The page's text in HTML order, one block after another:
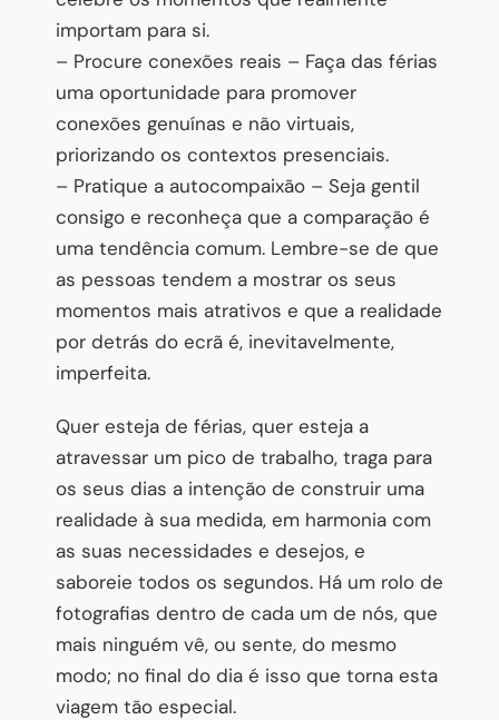
importam para si.
– Procure conexões reais – Faça das férias
uma oportunidade para promover
conexões genuínas e não virtuais,
priorizando os contextos presenciais.
– Pratique a autocompaixão – Seja gentil
consigo e reconheça que a comparação é
uma tendência comum. Lembre-se de que
as pessoas tendem a mostrar os seus
momentos mais atrativos e que a realidade
por detrás do ecrã é, inevitavelmente,
imperfeita.
Quer esteja de férias, quer esteja a
atravessar um pico de trabalho, traga para
os seus dias a intenção de construir uma
realidade à sua medida, em harmonia com
as suas necessidades e desejos, e
saboreie todos os segundos. Há um rolo de
fotografias dentro de cada um de nós, que
mais ninguém vê, ou sente, do mesmo
modo; no final do dia é isso que torna esta
viagem tão especial.